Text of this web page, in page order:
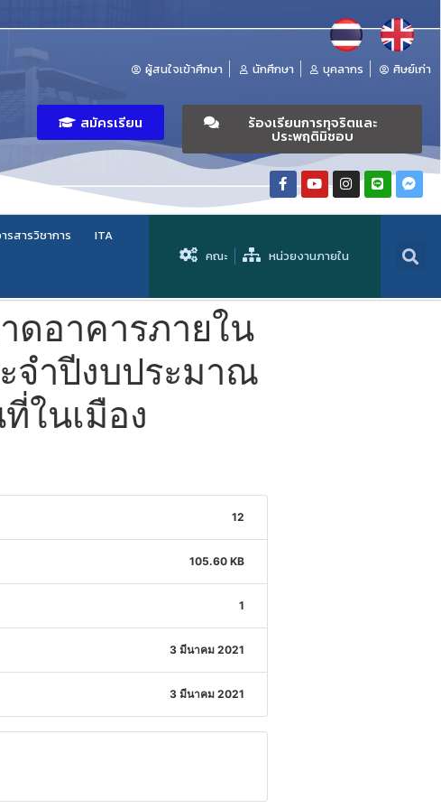
ผู้สนใจเข้าศึกษา นักศึกษา บุคลากร ศิษย์เก่า
สมัครเรียน ร้องเรียนการทุจริตและ
ประพฤติมิชอบ
รสารวิชาการ ITA
คณะ หน่วยงานภายใน
ดอาคารภายใน
จำปีงบประมาณ
ในเมือง
12
105.60 KB
1
3 มีนาคม 2021
3 มีนาคม 2021